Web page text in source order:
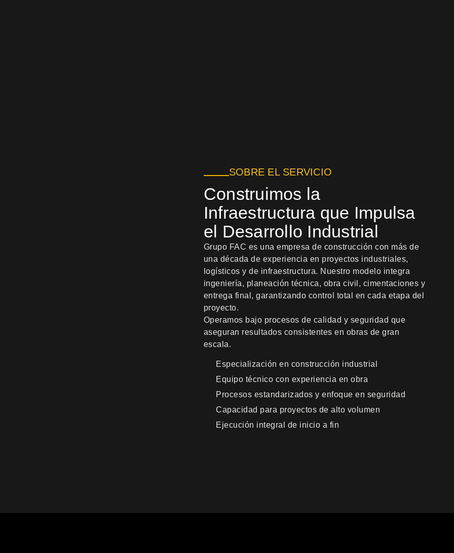
SOBRE EL SERVICIO
Construimos la
Infraestructura que Impulsa
el Desarrollo Industrial
Grupo FAC es una empresa de construcción con más de
una década de experiencia en proyectos industriales,
logísticos y de infraestructura. Nuestro modelo integra
ingeniería, planeación técnica, obra civil, cimentaciones y
entrega final, garantizando control total en cada etapa del
proyecto.
Operamos bajo procesos de calidad y seguridad que
aseguran resultados consistentes en obras de gran
escala.
Especialización en construcción industrial
Equipo técnico con experiencia en obra
Procesos estandarizados y enfoque en seguridad
Capacidad para proyectos de alto volumen
Ejecución integral de inicio a fin